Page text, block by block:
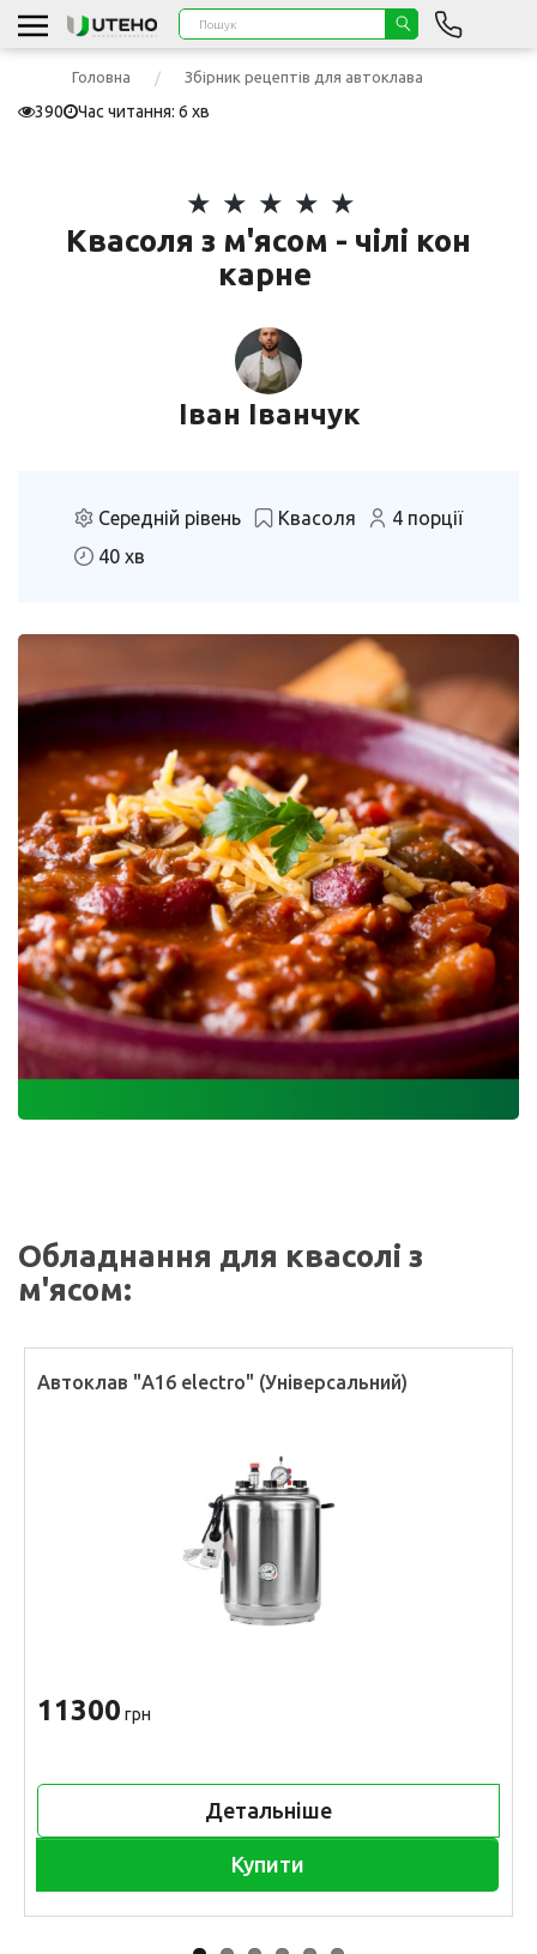
Головна Збірник рецептів для автоклава
390 Час читання: 6 хв
Квасоля з м'ясом - чілі кон
карне
Іван Іванчук
Середній рівень Квасоля
4 порції
40 хв
Обладнання для квасолі з
м'ясом:
Автоклав "А16 electro" (Універсальний)
11300 грн
Детальніше
Купити